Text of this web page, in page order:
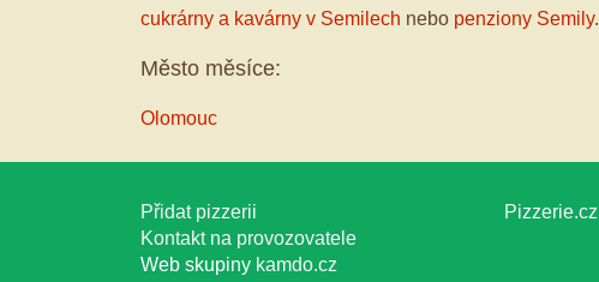
cukrárny a kavárny v Semilech nebo penziony Semily.
Město měsíce:
Olomouc
Přidat pizzerii
Kontakt na provozovatele
Web skupiny kamdo.cz
Pizzerie.cz